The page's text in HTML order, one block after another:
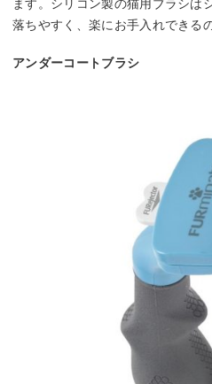
ます。シリコン製の猫用ブラシは
落ちやすく、楽にお手入れできる
アンダーコートブラシ